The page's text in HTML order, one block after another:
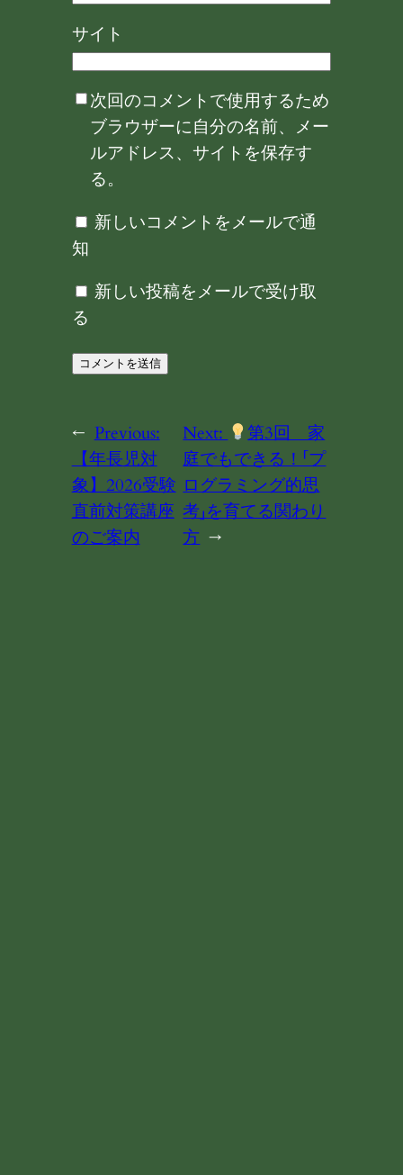
サイト
次回のコメントで使用するため
ブラウザーに自分の名前、メー
ルアドレス、サイトを保存す
る。
新しいコメントをメールで通
知
新しい投稿をメールで受け取
る
← Previous:
【年長児対
象】2026受験
直前対策講座
のご案内
Next:
第3回 家
庭でもできる！「プ
ログラミング的思
考」を育てる関わり
方 →